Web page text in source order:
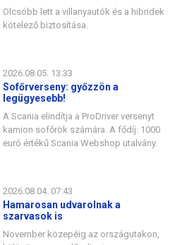
Olcsóbb lett a villanyautók és a hibridek
kötelező biztosítása.
2026.08.05. 13:33
Sofőrverseny: győzzön a
legügyesebb!
A Scania elindítja a ProDriver versenyt
kamion sofőrök számára. A fődíj: 1000
euró értékű Scania Webshop utalvány.
2026.08.04. 07:43
Hamarosan udvarolnak a
szarvasok is
November közepéig az országutakon,